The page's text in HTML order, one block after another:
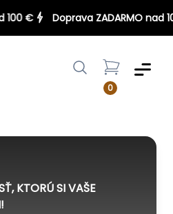
100 € Doprava ZADARMO
0
Menu
KTORÚ SI VAŠE